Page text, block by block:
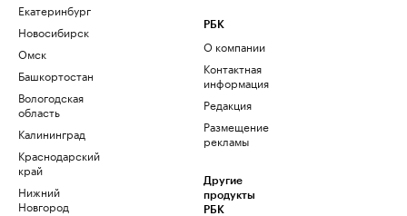
Екатеринбург
Новосибирск
Омск
Башкортостан
Вологодская
область
Калининград
Краснодарский
край
Нижний
Новгород
РБК
О компании
Контактная
информация
Редакция
Размещение
рекламы
Другие
продукты
РБК